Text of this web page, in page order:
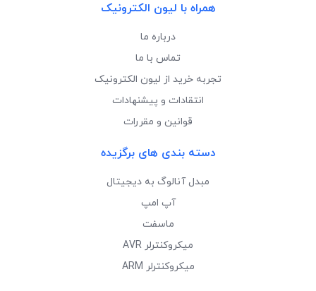
همراه با لیون الکترونیک
درباره ما
تماس با ما
تجربه خرید از لیون الکترونیک
انتقادات و پیشنهادات
قوانین و مقررات
دسته بندی های برگزیده
مبدل آنالوگ به دیجیتال
آپ امپ
ماسفت
میکروکنترلر AVR
میکروکنترلر ARM